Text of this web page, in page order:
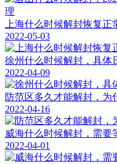
上海什么时候解封恢复
2022-05-03
徐州什么时候解封，具体
2022-04-09
防范区多久才能解封，为
2022-04-16
威海什么时候解封，需要
2022-04-01